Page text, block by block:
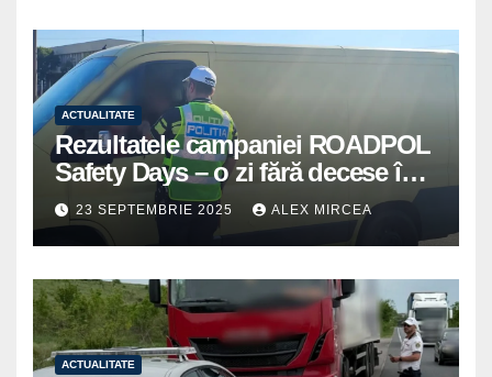
ACTUALITATE
Rezultatele campaniei ROADPOL
Safety Days – o zi fără decese în
trafic
23 SEPTEMBRIE 2025 ALEX MIRCEA
ACTUALITATE